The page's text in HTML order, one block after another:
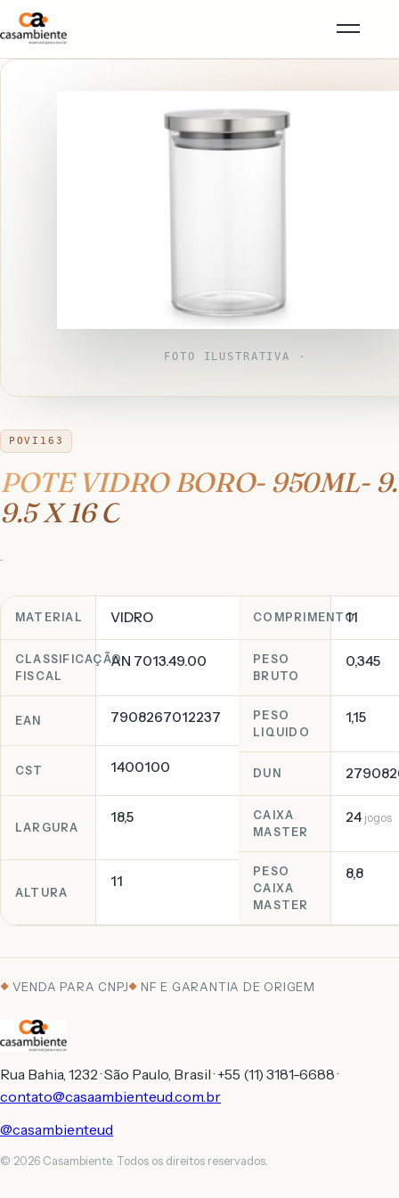
FOTO ILUSTRATIVA ·
POVI163
POTE VIDRO BORO- 950ML-
9.5 X 16 C
MATERIAL VIDRO
CLASSIFICAÇÃO
FISCAL
AN 7013.49.00
COMPRIMENTO
11
PESO
BRUTO
0,345
EAN 7908267012237
CST 1400100
PESO
LIQUIDO
1,15
DUN
LARGURA
18,5
ALTURA
11
CAIXA
MASTER
24 jogos
PESO
CAIXA
MASTER
8,8
VENDA PARA CNPJ NF E GARANTIA DE ORIGEM
Rua Bahia, 1232 · São Paulo, Brasil · +55 (11) 3181-6688 ·
contato@casaambienteud.com.br
@casambienteud
© 2026 Casambiente. Todos os direitos reservados.